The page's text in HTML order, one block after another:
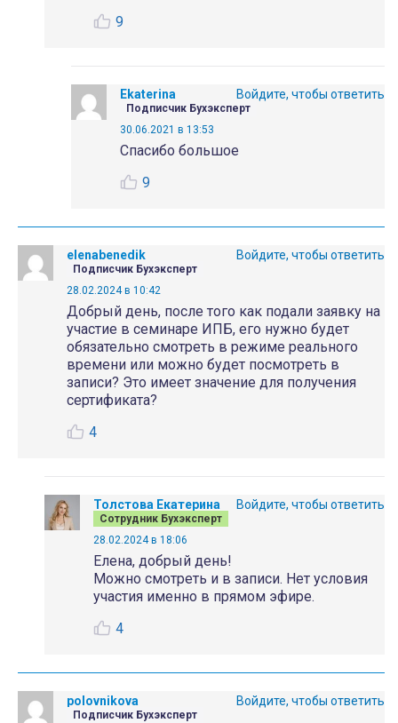
9
Ekaterina
Подписчик Бухэксперт
30.06.2021 в 13:53
Спасибо большое
9
Войдите, чтобы ответить
elenabenedik
Подписчик Бухэксперт
28.02.2024 в 10:42
Добрый день, после того как подали заявку на
участие в семинаре ИПБ, его нужно будет
обязательно смотреть в режиме реального
времени или можно будет посмотреть в
записи? Это имеет значение для получения
сертификата?
4
Войдите, чтобы ответить
Толстова Екатерина
Сотрудник Бухэксперт
28.02.2024 в 18:06
Елена, добрый день!
Можно смотреть и в записи. Нет условия
участия именно в прямом эфире.
4
Войдите, чтобы ответить
polovnikova
Подписчик Бухэксперт
Войдите, чтобы ответить